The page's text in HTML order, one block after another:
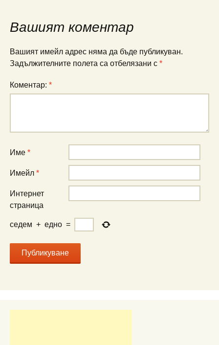
публикациите
Вашият коментар
Вашият имейл адрес няма да бъде публикуван.
Задължителните полета са отбелязани с *
Коментар: *
Име *
Имейл *
Интернет
страница
седем + едно =